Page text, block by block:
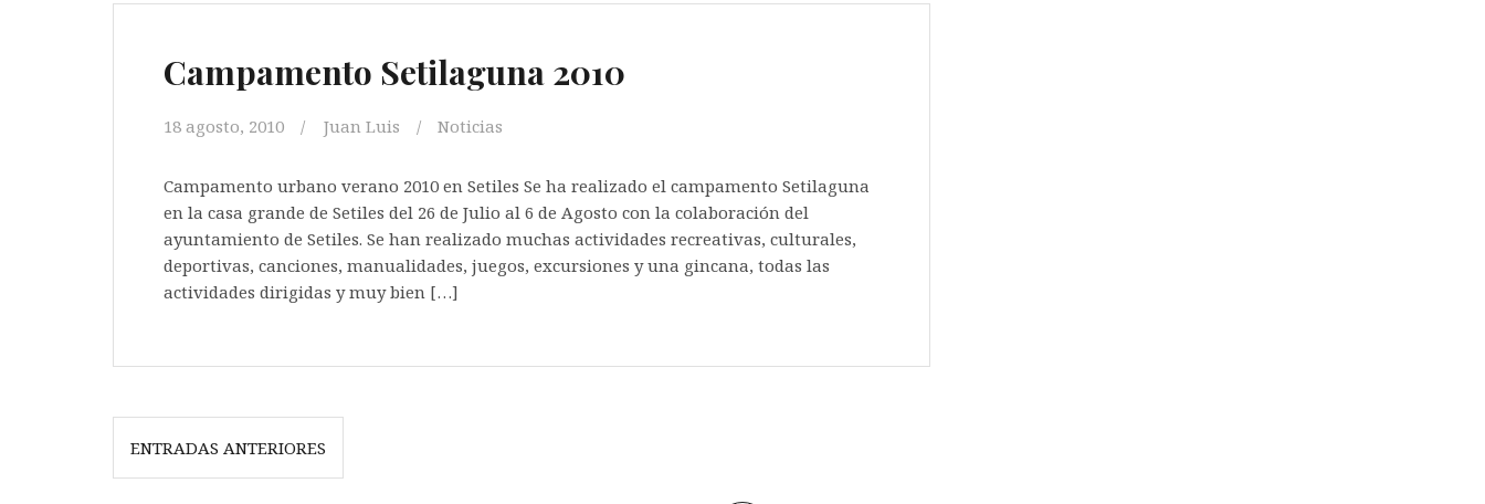
Campamento Setilaguna 2010
18 agosto, 2010 Juan Luis Noticias
Campamento urbano verano 2010 en Setiles Se ha realizado el campamento Setilaguna
en la casa grande de Setiles del 26 de Julio al 6 de Agosto con la colaboración del
ayuntamiento de Setiles. Se han realizado muchas actividades recreativas, culturales,
deportivas, canciones, manualidades, juegos, excursiones y una gincana, todas las
actividades dirigidas y muy bien […]
Navegación
de
entradas
ENTRADAS ANTERIORES